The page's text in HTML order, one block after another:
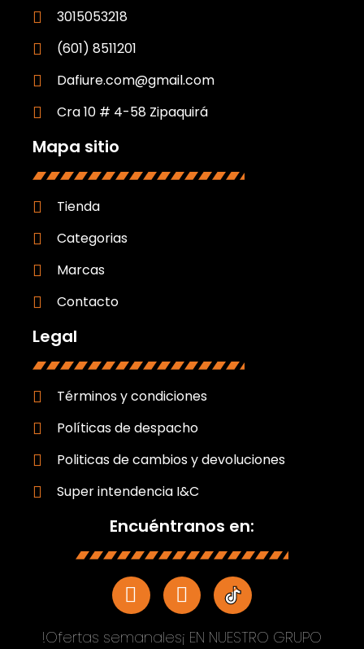
3015053218
(601) 8511201
Dafiure.com@gmail.com
Cra 10 # 4-58 Zipaquirá
Mapa sitio
Tienda
Categorias
Marcas
Contacto
Legal
Términos y condiciones
Políticas de despacho
Politicas de cambios y devoluciones
Super intendencia I&C
Encuéntranos en:
!Ofertas semanales¡ EN NUESTRO GRUPO